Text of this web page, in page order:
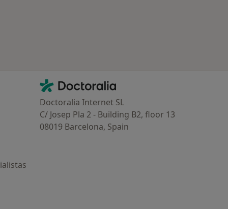
Contacto
Doctoralia - Página de inicio
Doctoralia Internet SL
C/ Josep Pla 2 - Building B2, floor 13
08019 Barcelona, Spain